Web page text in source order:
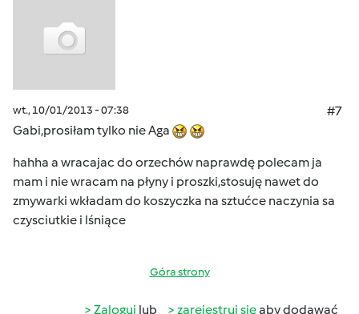
wt., 10/01/2013 - 07:38
#7
Gabi,prosiłam tylko nie Aga
hahha a wracajac do orzechów naprawdę polecam ja
mam i nie wracam na płyny i proszki,stosuję nawet do
zmywarki wkładam do koszyczka na sztućce naczynia sa
czysciutkie i lśniące
Góra strony
Zaloguj lub zarejestruj sięaby dodawać